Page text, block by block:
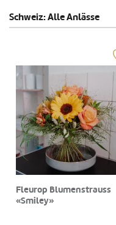
Schweiz: Alle Anlässe
Fleurop Blumenstrauss
«Smiley»